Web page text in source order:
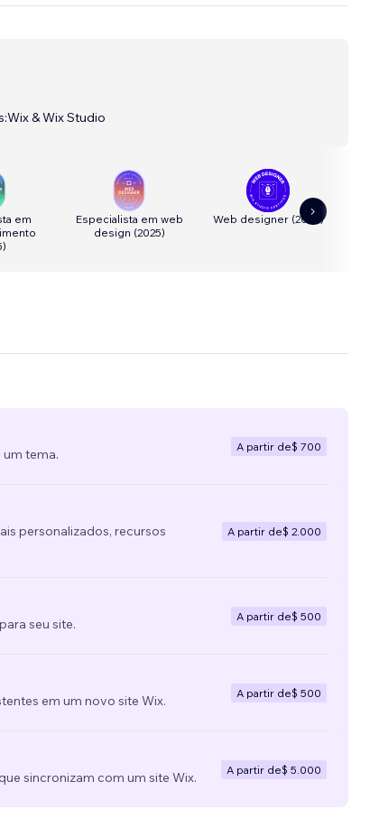
Wix & Wix Studio
em
)
Especialista em web
design (2025)
Web designer(2024 )
tema.
A partir de$ 700
personalizados, recursos
A partir de$ 2.000
seu site.
A partir de$ 500
em um novo site Wix.
A partir de$ 500
sincronizam com um site Wix.
A partir de$ 5.000